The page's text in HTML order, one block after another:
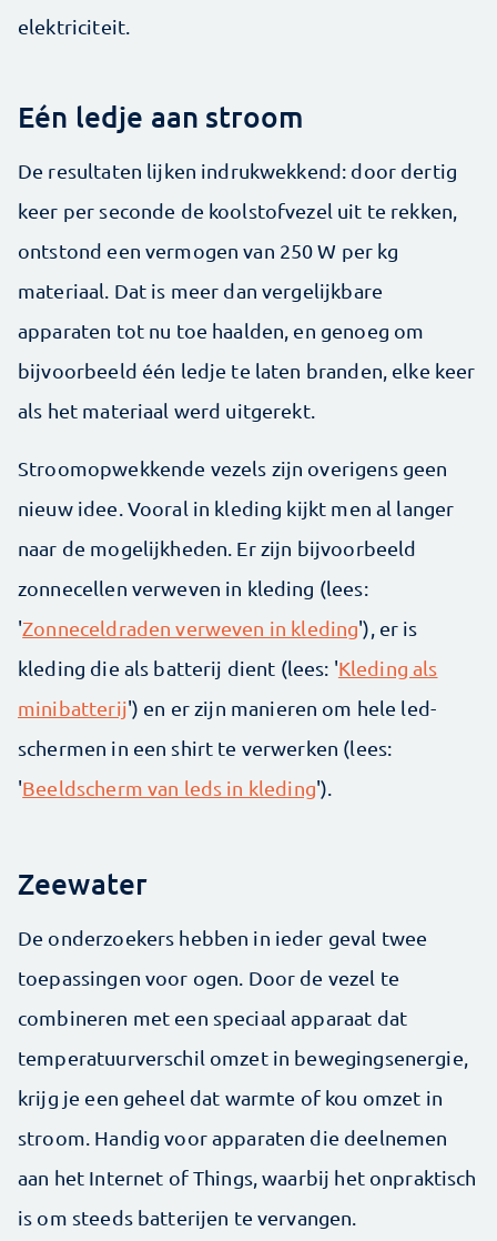
elektriciteit.
Eén ledje aan stroom
De resultaten lijken indrukwekkend: door dertig
keer per seconde de koolstofvezel uit te rekken,
ontstond een vermogen van 250 W per kg
materiaal. Dat is meer dan vergelijkbare
apparaten tot nu toe haalden, en genoeg om
bijvoorbeeld één ledje te laten branden, elke keer
als het materiaal werd uitgerekt.
Stroomopwekkende vezels zijn overigens geen
nieuw idee. Vooral in kleding kijkt men al langer
naar de mogelijkheden. Er zijn bijvoorbeeld
zonnecellen verweven in kleding (lees:
'Zonneceldraden verweven in kleding'), er is
kleding die als batterij dient (lees: 'Kleding als
minibatterij') en er zijn manieren om hele led-
schermen in een shirt te verwerken (lees:
'Beeldscherm van leds in kleding').
Zeewater
De onderzoekers hebben in ieder geval twee
toepassingen voor ogen. Door de vezel te
combineren met een speciaal apparaat dat
temperatuurverschil omzet in bewegingsenergie,
krijg je een geheel dat warmte of kou omzet in
stroom. Handig voor apparaten die deelnemen
aan het Internet of Things, waarbij het onpraktisch
is om steeds batterijen te vervangen.